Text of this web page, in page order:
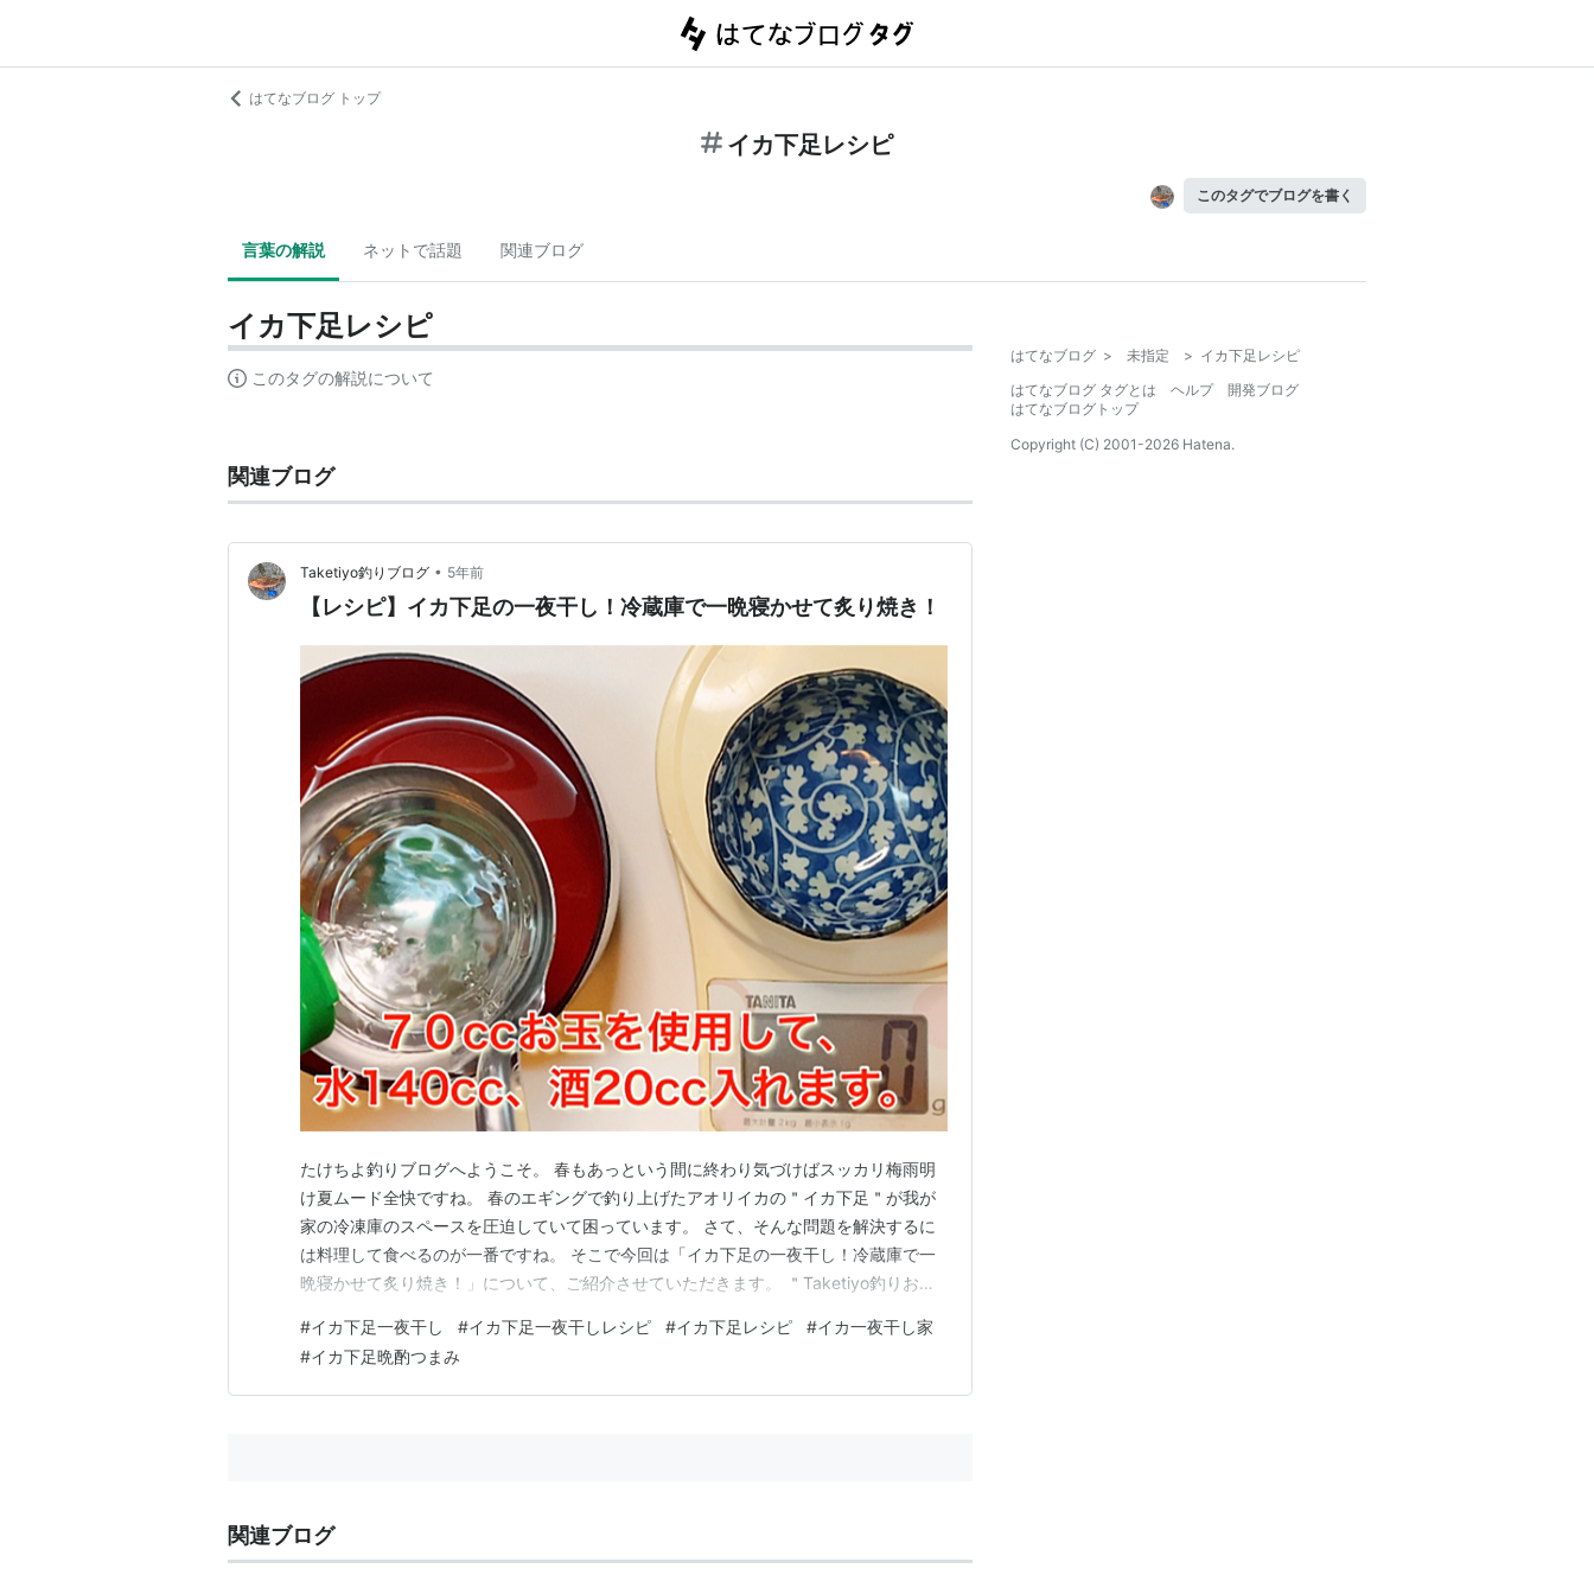
はてなブログ トップ
イカ下足レシピ
このタグでブログを書く
言葉の解説 ネットで話題 関連ブログ
イカ下足レシピ
このタグの解説について
関連ブログ
Taketiyo釣りブログ • 5年前
【レシピ】イカ下足の一夜干し！冷蔵庫で一晩寝かせて炙り焼き！
たけちよ釣りブログへようこそ。 春もあっという間に終わり気づけばスッカリ梅雨明
け夏ムード全快ですね。 春のエギングで釣り上げたアオリイカの＂イカ下足＂が我が
家の冷凍庫のスペースを圧迫していて困っています。 さて、そんな問題を解決するに
は料理して食べるのが一番ですね。 そこで今回は「イカ下足の一夜干し！冷蔵庫で一
晩寝かせて炙り焼き！」について、ご紹介させていただきます。 ＂Taketiyo釣りお料
シピ動画も記事と合わせて是非参考になさってみてくださいね。 イカ下足の下処理の
やり方は「アオリイカの捌き方」の動画内で…
#イカ下足一夜干し #イカ下足一夜干しレシピ #イカ下足レシピ #イカ一夜干し家
#イカ下足晩酌つまみ
関連ブログ
はてなブログ > 未指定 > イカ下足レシピ
はてなブログ タグとは
ヘルプ
開発ブログ
はてなブログトップ
Copyright (C) 2001-2026 Hatena.